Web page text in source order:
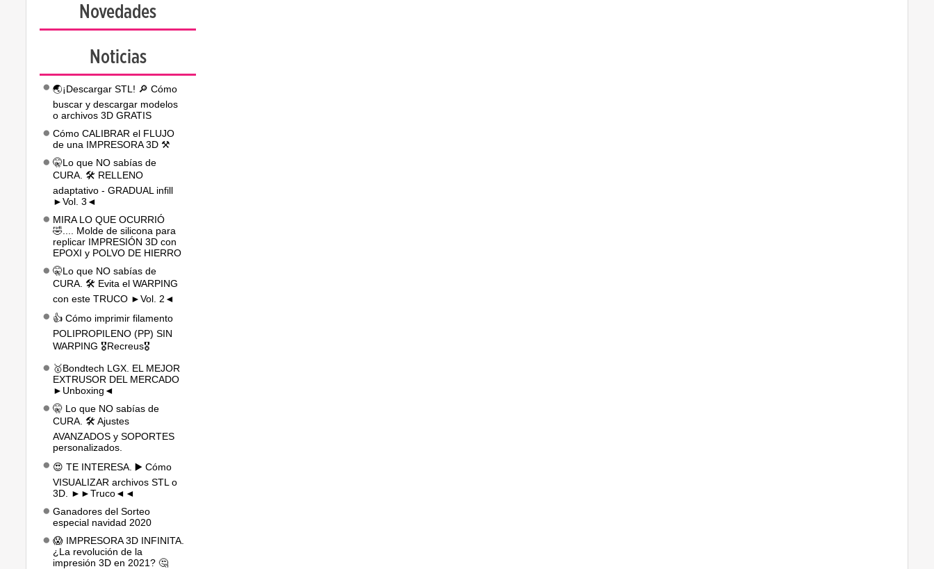
Novedades
Noticias
🌏¡Descargar STL! 🔎 Cómo
buscar y descargar modelos
o archivos 3D GRATIS
Cómo CALIBRAR el FLUJO
de una IMPRESORA 3D ⚒️
🤫Lo que NO sabías de
CURA. 🛠️ RELLENO
adaptativo - GRADUAL infill
►Vol. 3◄
MIRA LO QUE OCURRIÓ
🤣.... Molde de silicona para
replicar IMPRESIÓN 3D con
EPOXI y POLVO DE HIERRO
🤫Lo que NO sabías de
CURA. 🛠️ Evita el WARPING
con este TRUCO ►Vol. 2◄
👍 Cómo imprimir filamento
POLIPROPILENO (PP) SIN
WARPING 🎖️Recreus🎖️
🥇Bondtech LGX. EL MEJOR
EXTRUSOR DEL MERCADO
►Unboxing◄
🤫 Lo que NO sabías de
CURA. 🛠️ Ajustes
AVANZADOS y SOPORTES
personalizados.
😍 TE INTERESA. ▶️ Cómo
VISUALIZAR archivos STL o
3D. ►►Truco◄◄
Ganadores del Sorteo
especial navidad 2020
😱 IMPRESORA 3D INFINITA.
¿La revolución de la
impresión 3D en 2021? 🤔